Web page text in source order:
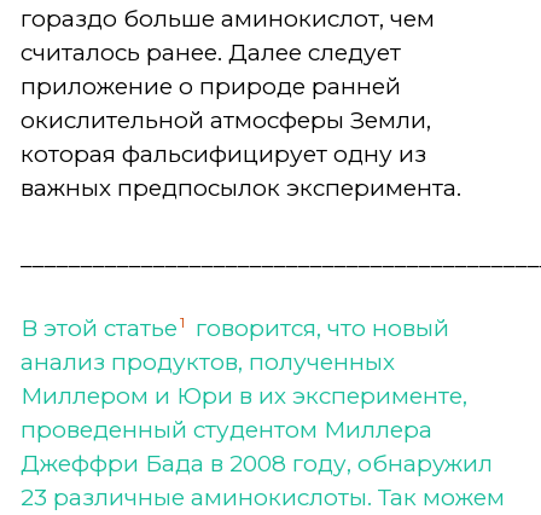
гораздо больше аминокислот, чем
считалось ранее. Далее следует
приложение о природе ранней
окислительной атмосферы Земли,
которая фальсифицирует одну из
важных предпосылок эксперимента.
В этой статье 1
говорится, что новый
анализ продуктов, полученных
Миллером и Юри в их эксперименте,
проведенный студентом Миллера
Джеффри Бада в 2008 году, обнаружил
23 различные аминокислоты. Так можем